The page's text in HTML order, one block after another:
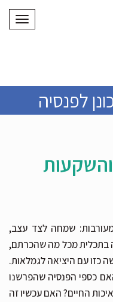
לפנסיה
והשקעות
שמחה לצד עצב,
בתכלית מכל מה שהכרתם,
כזו עם היציאה לגמלאות.
כספי הפנסיה שהפרשנו
החיים? האם עכשיו זה